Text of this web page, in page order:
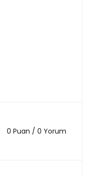
0 Puan / 0 Yorum